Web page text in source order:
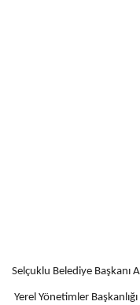
Selçuklu Belediye Başkanı
Yerel Yönetimler